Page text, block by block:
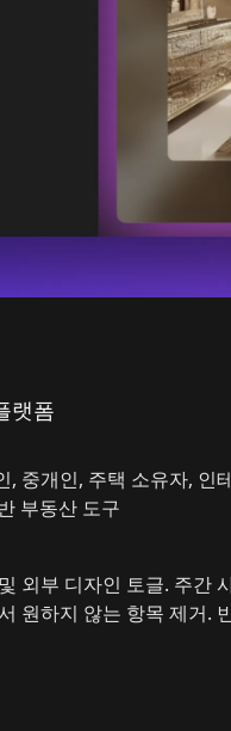
랫폼
, 중개인, 주택 소유자, 인
부동산 도구
외부 디자인 토글. 주간
원하지 않는 항목 제거.